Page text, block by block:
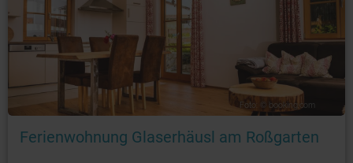
Foto: © booking.com
Ferienwohnung Glaserhäusl am Roßgarten